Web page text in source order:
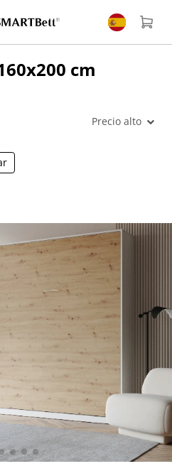
cm
Precio alto